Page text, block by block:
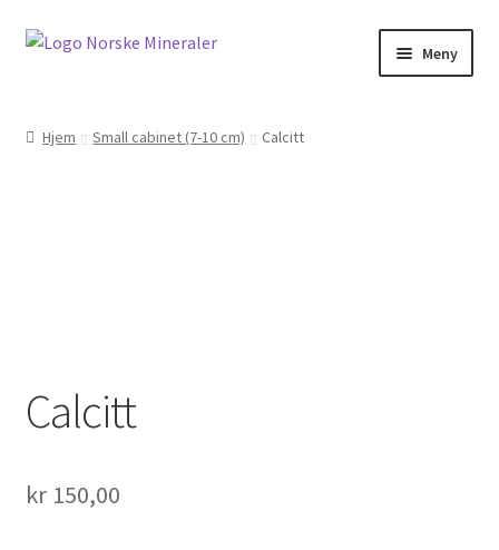
Meny
Norskemineraler.no
Hjem Small cabinet (7-10 cm) Calcitt
Calcitt
kr150,00